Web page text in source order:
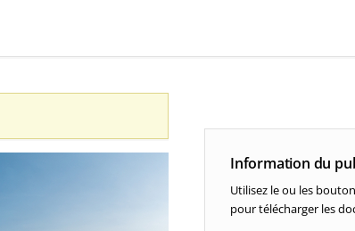
Information du
Utilisez le ou les
pour télécharger les